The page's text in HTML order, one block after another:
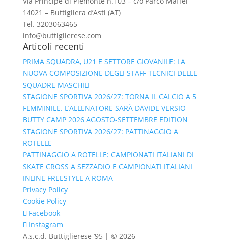
14021 – Buttigliera d’Asti (AT)
Tel. 3203063465
info@buttiglierese.com
Articoli recenti
PRIMA SQUADRA, U21 E SETTORE GIOVANILE: LA
NUOVA COMPOSIZIONE DEGLI STAFF TECNICI DELLE
SQUADRE MASCHILI
STAGIONE SPORTIVA 2026/27: TORNA IL CALCIO A 5
FEMMINILE. L’ALLENATORE SARÀ DAVIDE VERSIO
BUTTY CAMP 2026 AGOSTO-SETTEMBRE EDITION
STAGIONE SPORTIVA 2026/27: PATTINAGGIO A
ROTELLE
PATTINAGGIO A ROTELLE: CAMPIONATI ITALIANI DI
SKATE CROSS A SEZZADIO E CAMPIONATI ITALIANI
INLINE FREESTYLE A ROMA
Privacy Policy
Cookie Policy
Facebook
Instagram
A.s.c.d. Buttiglierese ’95 | © 2026